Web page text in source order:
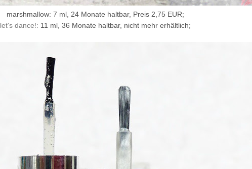
marshmallow: 7 ml, 24 Monate haltbar, Preis 2,75 EUR;
let's dance!: 11 ml, 36 Monate haltbar, nicht mehr erhältlich;